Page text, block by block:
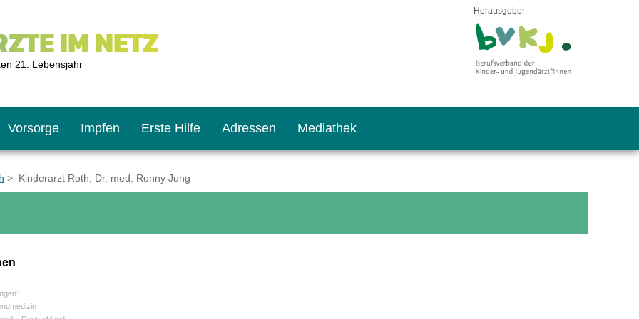
IM NETZ
21. Lebensjahr
Herausgeber:
Vorsorge Impfen Erste Hilfe Adressen Mediathek
> Kinderarzt Roth, Dr. med. Ronny Jung